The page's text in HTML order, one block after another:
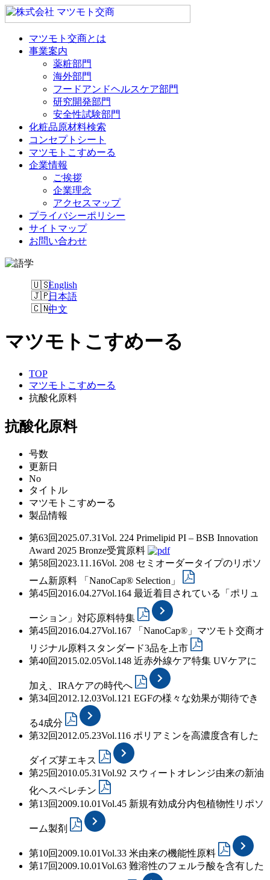
マツモト交商とは
事業案内
薬粧部門
海外部門
フードアンドヘルスケア部門
研究開発部門
安全性試験部門
化粧品原材料検索
コンセプトシート
マツモトこすめーる
企業情報
ご挨拶
企業理念
アクセスマップ
プライバシーポリシー
サイトマップ
お問い合わせ
English
日本語
中文
マツモトこすめーる
TOP
マツモトこすめーる
抗酸化原料
抗酸化原料
号数
更新日
No
タイトル
マツモトこすめーる
製品情報
第63回 2025.07.31Vol. 224 Primelipid PI – BSB Innovation
Award 2025 Bronze受賞原料
第58回 2023.11.16Vol. 208 セミオーダータイプのリポソ
ーム新原料 「NanoCap® Selection」
第45回 2016.04.27Vol.164 最近着目されている「ポリュ
ーション」対応原料特集
第45回 2016.04.27Vol.167
「NanoCap®」マツモト交商オ
リジナル原料スタンダード3品を上市
第40回 2015.02.05Vol.148 近赤外線ケア特集 UVケアに
加え、IRAケアの時代へ
第34回 2012.12.03Vol.121 EGFの様々な効果が期待でき
る4成分
第32回 2012.05.23Vol.116 ポリアミンを高濃度含有した
ダイズ芽エキス
第25回 2010.05.31Vol.92 スウィートオレンジ由来の新油
化ヘスペレチン
第13回 2009.10.01Vol.45 新規有効成分内包植物性リポソ
ーム製剤
第10回 2009.10.01Vol.33 米由来の機能性原料
第17回 2009.10.01Vol.63 難溶性のフェルラ酸を含有した